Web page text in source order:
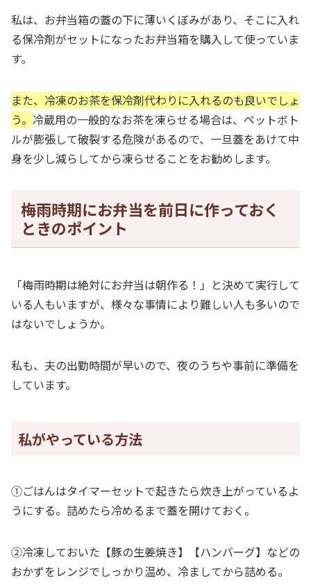
私は、お弁当箱の蓋の下に薄いくぼみがあり、そこに入れ
る保冷剤がセットになったお弁当箱を購入して使っていま
す。
また、冷凍のお茶を保冷剤代わりに入れるのも良いでしょ
う。 冷蔵用の一般的なお茶を凍らせる場合は、ペットボト
ルが膨張して破裂する危険があるので、一旦蓋をあけて中
身を少し減らしてから凍らせることをお勧めします。
梅雨時期にお弁当を前日に作っておく
ときのポイント
「梅雨時期は絶対にお弁当は朝作る！」と決めて実行して
いる人もいますが、様々な事情により難しい人も多いので
はないでしょうか。
私も、夫の出勤時間が早いので、夜のうちや事前に準備を
しています。
私がやっている方法
①ごはんはタイマーセットで起きたら炊き上がっているよ
うにする。詰めたら冷めるまで蓋を開けておく。
②冷凍しておいた【豚の生姜焼き】【ハンバーグ】などの
おかずをレンジでしっかり温め、冷ましてから詰める。